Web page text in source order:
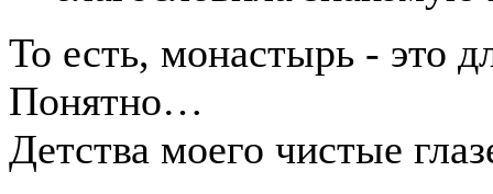
То есть, монастырь - это
Понятно…
Детства моего чистые